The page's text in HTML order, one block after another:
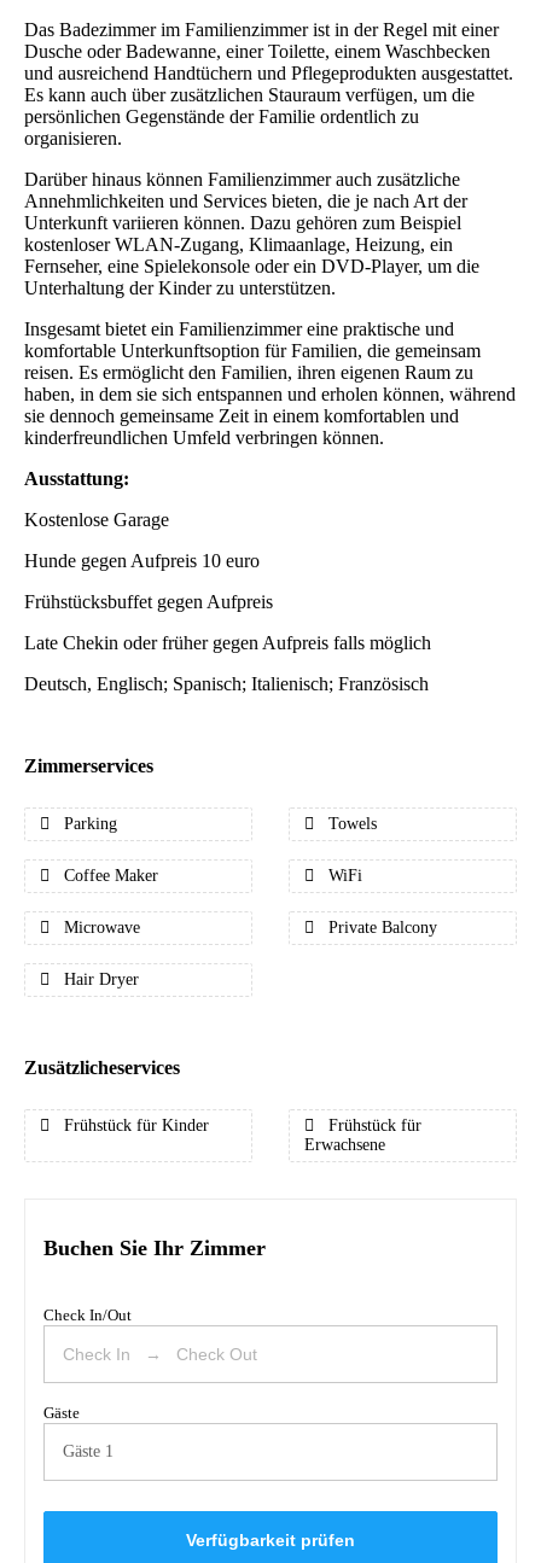
Das Badezimmer im Familienzimmer ist in der Regel mit einer
Dusche oder Badewanne, einer Toilette, einem Waschbecken
und ausreichend Handtüchern und Pflegeprodukten ausgestattet.
Es kann auch über zusätzlichen Stauraum verfügen, um die
persönlichen Gegenstände der Familie ordentlich zu
organisieren.
Darüber hinaus können Familienzimmer auch zusätzliche
Annehmlichkeiten und Services bieten, die je nach Art der
Unterkunft variieren können. Dazu gehören zum Beispiel
kostenloser WLAN-Zugang, Klimaanlage, Heizung, ein
Fernseher, eine Spielekonsole oder ein DVD-Player, um die
Unterhaltung der Kinder zu unterstützen.
Insgesamt bietet ein Familienzimmer eine praktische und
komfortable Unterkunftsoption für Familien, die gemeinsam
reisen. Es ermöglicht den Familien, ihren eigenen Raum zu
haben, in dem sie sich entspannen und erholen können, während
sie dennoch gemeinsame Zeit in einem komfortablen und
kinderfreundlichen Umfeld verbringen können.
Ausstattung:
Kostenlose Garage
Hunde gegen Aufpreis 10 euro
Frühstücksbuffet gegen Aufpreis
Late Chekin oder früher gegen Aufpreis falls möglich
Deutsch, Englisch; Spanisch; Italienisch; Französisch
Zimmerservices
Parking Towels
Coffee Maker WiFi
Microwave Private Balcony
Hair Dryer
Zusätzlicheservices
Frühstück für Kinder
Frühstück für
Erwachsene
Buchen Sie Ihr Zimmer
Check In/Out
Gäste
Gäste 1
Verfügbarkeit prüfen